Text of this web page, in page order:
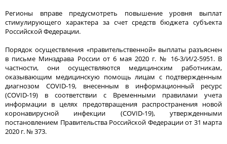
Регионы вправе предусмотреть повышение уровня выплат
стимулирующего характера за счет средств бюджета субъекта
Российской Федерации.
Порядок осуществления «правительственной» выплаты разъяснен
в письме Минздрава России от 6 мая 2020 г. № 16-3/И/2-5951. В
частности, они осуществляются медицинским работникам,
оказывающим медицинскую помощь лицам с подтвержденным
диагнозом COVID-19, внесенным в информационный ресурс
(COVID-19) в соответствии с Временными правилами учета
информации в целях предотвращения распространения новой
коронавирусной инфекции (COVID-19), утвержденными
постановлением Правительства Российской Федерации от 31 марта
2020 г. № 373.